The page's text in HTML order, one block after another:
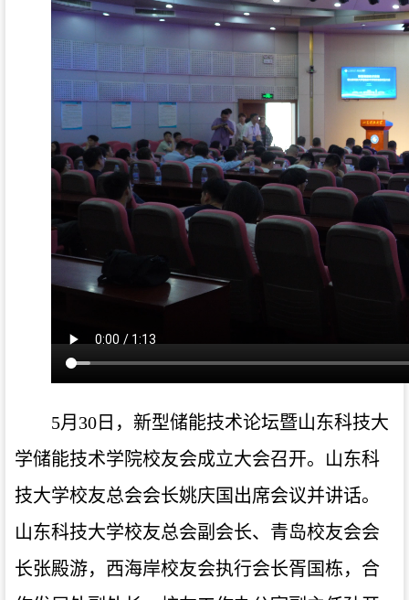
5月30日，新型储能技术论坛暨山东科技大
学储能技术学院校友会成立大会召开。山东科
技大学校友总会会长姚庆国出席会议并讲话。
山东科技大学校友总会副会长、青岛校友会会
长张殿游，西海岸校友会执行会长胥国栋，合